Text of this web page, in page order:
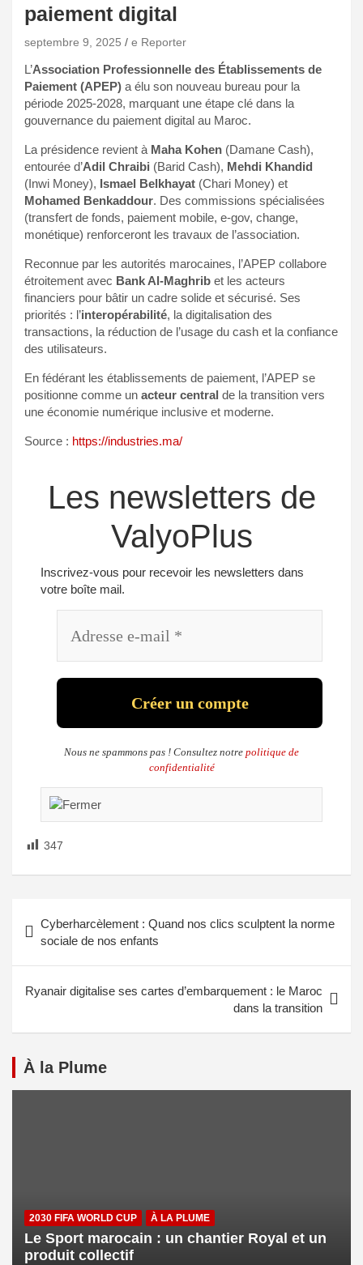
paiement digital
septembre 9, 2025 e Reporter
L’Association Professionnelle des Établissements de
Paiement (APEP) a élu son nouveau bureau pour la
période 2025-2028, marquant une étape clé dans la
gouvernance du paiement digital au Maroc.
La présidence revient à Maha Kohen (Damane Cash),
entourée d’Adil Chraibi (Barid Cash), Mehdi Khandid
(Inwi Money), Ismael Belkhayat (Chari Money) et
Mohamed Benkaddour. Des commissions spécialisées
(transfert de fonds, paiement mobile, e-gov, change,
monétique) renforceront les travaux de l’association.
Reconnue par les autorités marocaines, l’APEP collabore
étroitement avec Bank Al-Maghrib et les acteurs
financiers pour bâtir un cadre solide et sécurisé. Ses
priorités : l’interopérabilité, la digitalisation des
transactions, la réduction de l’usage du cash et la confiance
des utilisateurs.
En fédérant les établissements de paiement, l’APEP se
positionne comme un acteur central de la transition vers
une économie numérique inclusive et moderne.
Source : https://industries.ma/
Les newsletters de
ValyoPlus
Inscrivez-vous pour recevoir les newsletters dans
votre boîte mail.
Nous ne spammons pas ! Consultez notre politique de
confidentialité
347
Cyberharcèlement : Quand nos clics sculptent la norme
sociale de nos enfants
Ryanair digitalise ses cartes d’embarquement : le Maroc
dans la transition
À la Plume
2030 FIFA WORLD CUP À LA PLUME
Le Sport marocain : un chantier Royal et un
produit collectif